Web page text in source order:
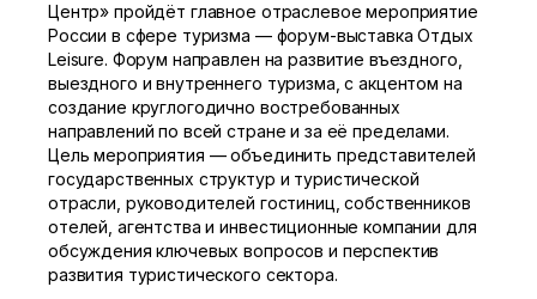
Центр» пройдёт главное отраслевое мероприятие
России в сфере туризма — форум-выставка Отдых
Leisure. Форум направлен на развитие въездного,
выездного и внутреннего туризма, с акцентом на
создание круглогодично востребованных
направлений по всей стране и за её пределами.
Цель мероприятия — объединить представителей
государственных структур и туристической
отрасли, руководителей гостиниц, собственников
отелей, агентства и инвестиционные компании для
обсуждения ключевых вопросов и перспектив
развития туристического сектора.